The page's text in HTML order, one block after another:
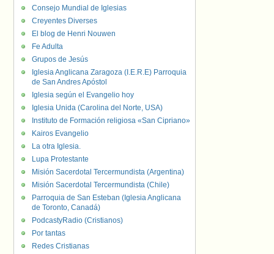
Consejo Mundial de Iglesias
Creyentes Diverses
El blog de Henri Nouwen
Fe Adulta
Grupos de Jesús
Iglesia Anglicana Zaragoza (I.E.R.E) Parroquia
de San Andres Apóstol
Iglesia según el Evangelio hoy
Iglesia Unida (Carolina del Norte, USA)
Instituto de Formación religiosa «San Cipriano»
Kairos Evangelio
La otra Iglesia.
Lupa Protestante
Misión Sacerdotal Tercermundista (Argentina)
Misión Sacerdotal Tercermundista (Chile)
Parroquia de San Esteban (Iglesia Anglicana
de Toronto, Canadá)
PodcastyRadio (Cristianos)
Por tantas
Redes Cristianas